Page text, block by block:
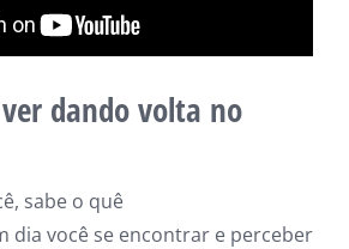
dando volta no
sabe o quê
dia você se encontrar e perceber